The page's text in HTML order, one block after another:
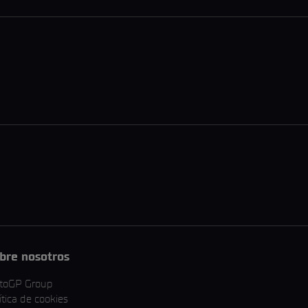
nosotros
Group
de cookies